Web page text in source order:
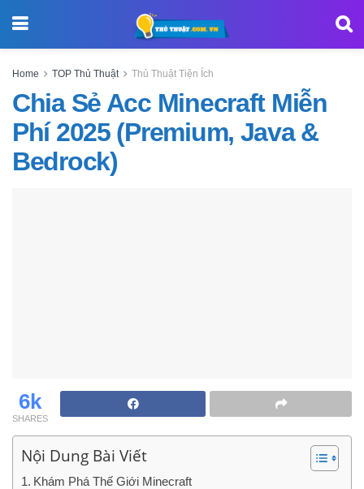
Home TOP Thủ Thuật Thủ Thuật Tiện Ích
Chia Sẻ Acc Minecraft Miễn
Phí 2025 (Premium, Java &
Bedrock)
6k
SHARES
Nội Dung Bài Viết
Khám Phá Thế Giới Minecraft